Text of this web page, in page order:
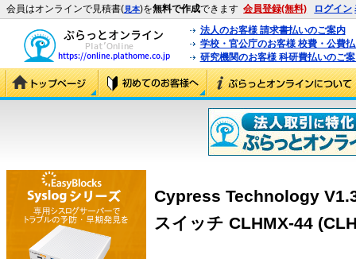
会員はオンラインで見積書(見本)を無料で作成できます 会員登録(無料) ログイン
法人のお客様 請求書払いのご案内
学校・官公庁のお客様 校費・公費
研究機関のお客様 科研費払いのご
Cypress Technology
スイッチ CLHMX-44